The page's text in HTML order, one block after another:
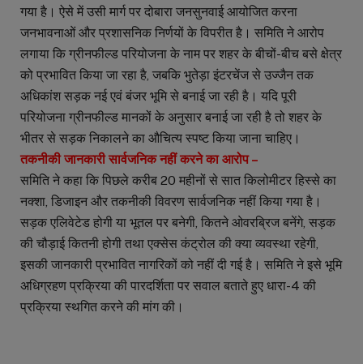
गया है। ऐसे में उसी मार्ग पर दोबारा जनसुनवाई आयोजित करना
जनभावनाओं और प्रशासनिक निर्णयों के विपरीत है। समिति ने आरोप
लगाया कि ग्रीनफील्ड परियोजना के नाम पर शहर के बीचों-बीच बसे क्षेत्र
को प्रभावित किया जा रहा है, जबकि भुतेड़ा इंटरचेंज से उज्जैन तक
अधिकांश सड़क नई एवं बंजर भूमि से बनाई जा रही है। यदि पूरी
परियोजना ग्रीनफील्ड मानकों के अनुसार बनाई जा रही है तो शहर के
भीतर से सड़क निकालने का औचित्य स्पष्ट किया जाना चाहिए।
तकनीकी जानकारी सार्वजनिक नहीं करने का आरोप –
समिति ने कहा कि पिछले करीब 20 महीनों से सात किलोमीटर हिस्से का
नक्शा, डिजाइन और तकनीकी विवरण सार्वजनिक नहीं किया गया है।
सड़क एलिवेटेड होगी या भूतल पर बनेगी, कितने ओवरब्रिज बनेंगे, सड़क
की चौड़ाई कितनी होगी तथा एक्सेस कंट्रोल की क्या व्यवस्था रहेगी,
इसकी जानकारी प्रभावित नागरिकों को नहीं दी गई है। समिति ने इसे भूमि
अधिग्रहण प्रक्रिया की पारदर्शिता पर सवाल बताते हुए धारा-4 की
प्रक्रिया स्थगित करने की मांग की।